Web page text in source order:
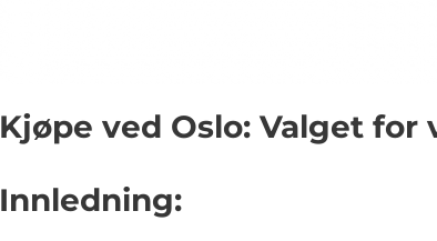
Kjøpe ved Oslo: Valget for
Innledning: